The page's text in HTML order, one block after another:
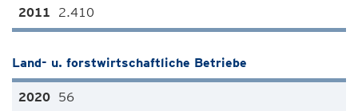
2.410
Land- u. forstwirtschaftliche Betriebe
56